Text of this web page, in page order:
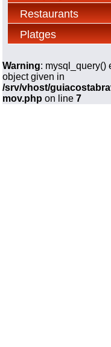
Restaurants
Platges
Warning: mysql_query()
object given in
/srv/vhost/
mov.php on line7